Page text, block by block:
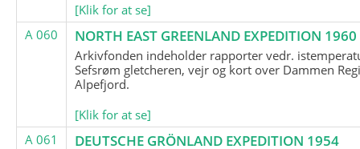
[Klik for at se]
A 060
NORTH EAST GREENLAND EXPEDITION 1960
Arkivfonden indeholder rapporter vedr.
Sefsrøm gletcheren, vejr og kort over Dammen
Alpefjord.
[Klik for at se]
A 061
DEUTSCHE GRÖNLAND EXPEDITION 1954